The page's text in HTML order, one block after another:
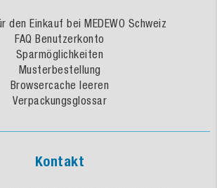
den Einkauf bei MEDEWO Schweiz
FAQ Benutzerkonto
Sparmöglichkeiten
Musterbestellung
Browsercache leeren
Verpackungsglossar
Kontakt